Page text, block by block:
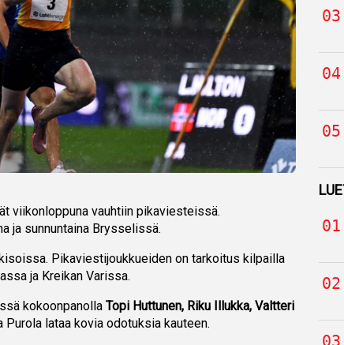
viikonloppuna vauhtiin pikaviesteissä.
ja sunnuntaina Brysselissä.
Pikaviestijoukkueiden on tarkoitus kilpailla
ja Kreikan Varissa.
kokoonpanollaTopi Huttunen, Riku Illukka, Valtteri
Purola lataa kovia odotuksia kauteen.